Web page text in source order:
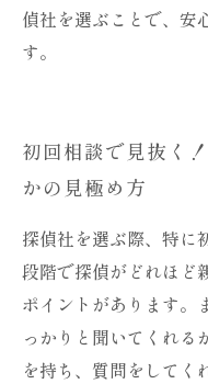
偵社を選ぶことで、安
す。
初回相談で見抜く
かの見極め方
探偵社を選ぶ際、特に
段階で探偵がどれほど
ポイントがあります。
っかりと聞いてくれる
を持ち、質問をしてく